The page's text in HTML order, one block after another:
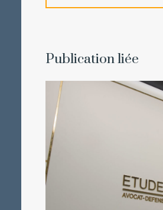
Publication liée